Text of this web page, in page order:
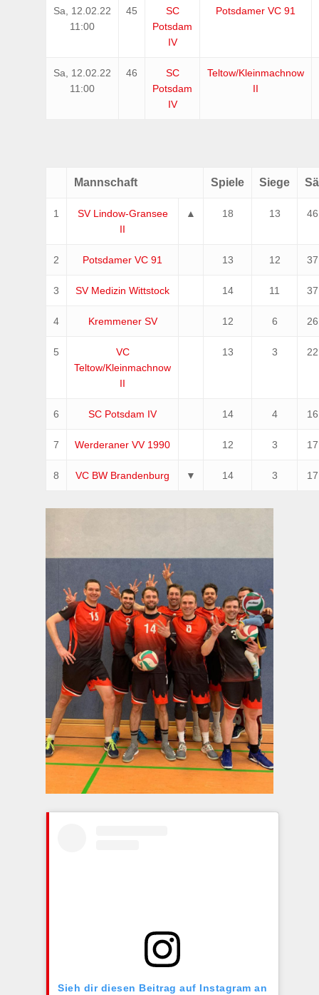
Sa, 12.02.22
11:00
45
SC
Potsdam
IV
Potsdamer VC 91
Sa, 12.02.22
11:00
46
SC
Potsdam
IV
Teltow/Kleinmachnow
II
Mannschaft Spiele Siege
1
SV Lindow-Gransee
II
▲ 18 13
2 Potsdamer VC 91 13 12
3 SV Medizin Wittstock 14 11
4 Kremmener SV 12 6
5
VC
Teltow/Kleinmachnow
II
13 3
6 SC Potsdam IV 14 4
7 Werderaner VV 1990 12 3
8 VC BW Brandenburg ▼ 14 3
Sieh dir diesen Beitrag auf Instagram an